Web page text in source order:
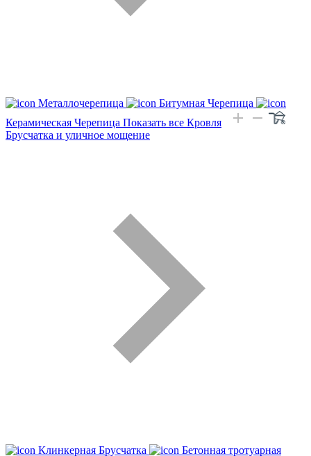
Металлочерепица
Битумная Черепица
Керамическая Черепица Показать все Кровля
Брусчатка и уличное мощение
Клинкерная Брусчатка
Бетонная тротуарная